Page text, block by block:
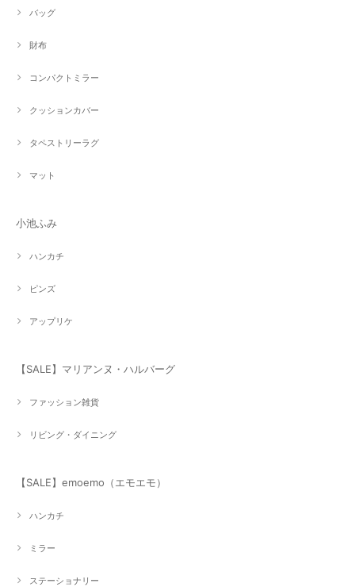
バッグ
財布
コンパクトミラー
クッションカバー
タペストリーラグ
マット
小池ふみ
ハンカチ
ピンズ
アップリケ
【SALE】マリアンヌ・ハルバーグ
ファッション雑貨
リビング・ダイニング
【SALE】emoemo（エモエモ）
ハンカチ
ミラー
ステーショナリー